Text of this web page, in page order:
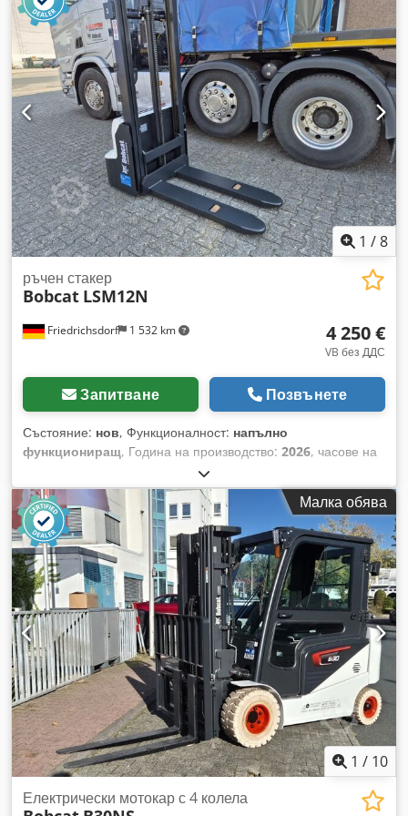
височина: 2 008 мм, дължина на вилиците:1 150 мм, тегло
без товар:1 340 кг, обща дължина: 1 964 мм , тип
задвижване:Elektro, строителна ширина:820 мм,
Високоповдигач Точка на тежестта: 600 Ширина на
вилиците: 560 мм Тип мачта: Триплекс Състояние: Ново
устройство Dksdpfx Aowzpc Djkpjr Техническо състояние:
Ново Предни гуми тип: Полиуретан Състояние на предни
гуми: 80 - 100% Задни гуми тип: Полиуретан Състояние на
задни гуми: 80 - 100% Батерия волтаж: 24V Батерия
капацитет: 300Ah Тип батерия: PzS Година на батерията:
2024 Състояние на батерията: 80 - 100% Пълен свободен
ход, CE сертификат, Акваматик за клетките на батерията
1 /8
Friedrichsdorf 1 532 km
ръчен стакер
Bobcat LSM12N
4 250 €
VB без ДДС
Запитване Позвънете
Състояние: нов, Функционалност: напълно
функциониращ, Година на производство: 2026, часове на
, товароносимост:1 200 кг
повдигане:3 200 мм, тип гориво:електрически, тип мачта:
дуплекс, строителна височина:2 150 мм
, дължина на
вилиците:
1 150 мм , тегло без товар: 585 кг, обща дължина:
1 710 мм, тип задвижване: Elektro, строителна ширина:
800 мм
, Високоповдигач Товарен център: 600 мм Ширина
на вилиците: 180 мм Дебелина на вилиците: 60 мм Тип
мачта: Дуплекс Състояние: Нов уред Техническо
състояние: Ново Тип предни гуми: Полиуретан Състояние
на предните гуми: 80 - 100% Тип задни гуми: Полиуретан
Състояние на задните гуми: 80 - 100% Dkedpfx Akjy Uz
Sqjpor Батерия волтаж: 24V Батерия капацитет: 60Ah Тип
батерия: Литиево-йонна Година на производство на
батерията: 2026 Състояние на батерията: 80 - 100% CE
сертификат, Литиево-йонна батерия без необходимост от
поддръжка 24 V
Малка обява
1 / 10
Електрически мотокар с 4 колела